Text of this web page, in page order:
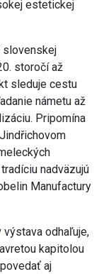
estetickej
storočí až
sleduje cestu
námetu až
Pripomína
nadväzujú
Manufactury
odhaľuje,
kapitolou
aj